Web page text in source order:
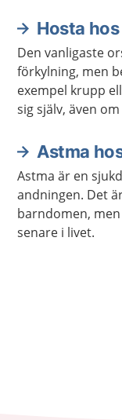
Hosta
Den vanligaste
förkylning, men
exempel krupp
sig själv, även
hostan eller för
Astma
Astma är en
andningen. Det
barndomen,
senare i livet.